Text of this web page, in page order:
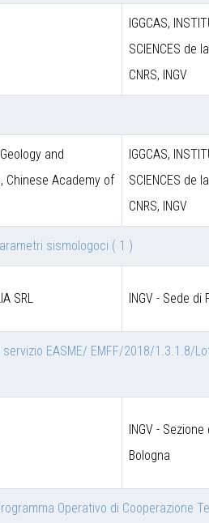
IGGCAS,
SCIENCES de
CNRS, INGV
and
Chinese Academy of
IGGCAS,
SCIENCES de
CNRS, INGV
sismologoci ( 1 )
SRL INGV - Sede di
EASME/ EMFF/2018/1.3.1.8/
INGV - Sezione
Bologna
Operativo di Cooperazione